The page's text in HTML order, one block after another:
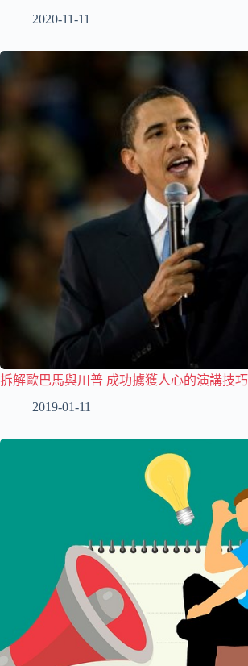
2020-11-11
拆解歐巴馬與川普 成功擄獲人心的演講技巧
2019-01-11